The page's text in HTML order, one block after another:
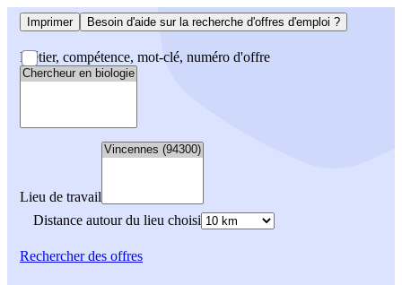
Imprimer Besoin d'aide sur la recherche d'offres d'emploi ?
Métier, compétence, mot-clé, numéro d'offre
Lieu de travail
Distance autour du lieu choisi
Rechercherdes offres